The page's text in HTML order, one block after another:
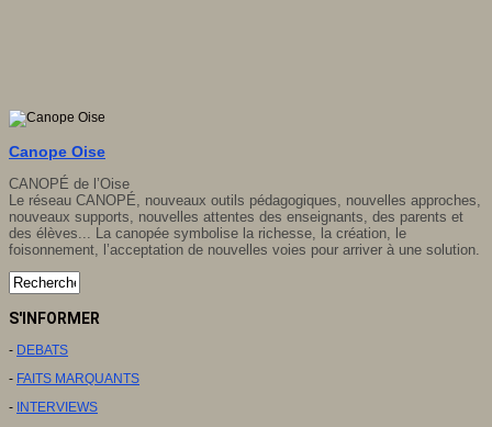
Canope Oise
CANOPÉ de l’Oise
Le réseau CANOPÉ, nouveaux outils pédagogiques, nouvelles approches,
nouveaux supports, nouvelles attentes des enseignants, des parents et
des élèves... La canopée symbolise la richesse, la création, le
foisonnement, l’acceptation de nouvelles voies pour arriver à une solution.
S'INFORMER
- DEBATS
- FAITS MARQUANTS
- INTERVIEWS